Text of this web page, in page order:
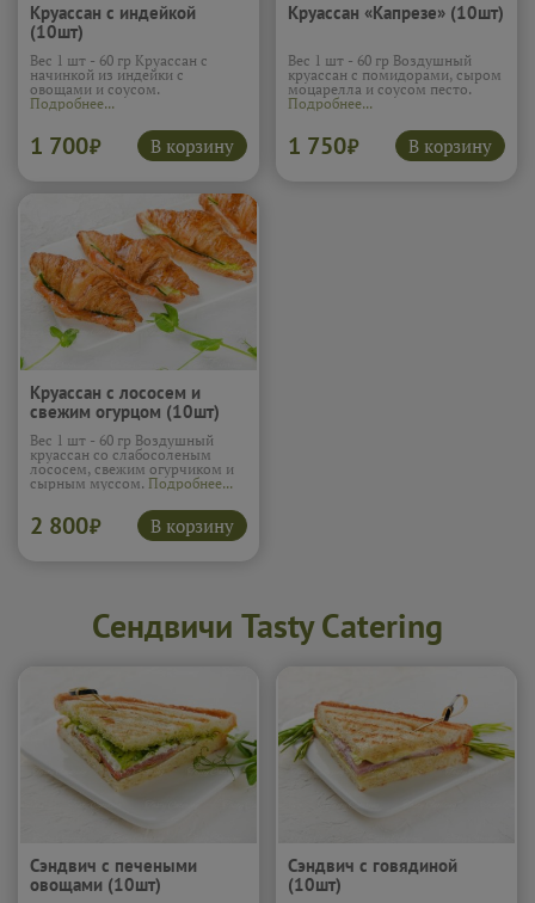
Круассан с индейкой
(10шт)
Вес 1 шт - 60 гр Круассан с
начинкой из индейки с
овощами и соусом.
Подробнее...
1 700₽ В корзину
Круассан «Капрезе» (10шт)
Вес 1 шт - 60 гр Воздушный
круассан с помидорами, сыром
моцарелла и соусом песто.
Подробнее...
1 750₽ В корзину
Круассан с лососем и
свежим огурцом (10шт)
Вес 1 шт - 60 гр Воздушный
круассан со слабосоленым
лососем, свежим огурчиком и
сырным муссом. Подробнее...
2 800₽ В корзину
Сендвичи Tasty Catering
Сэндвич с печеными
овощами (10шт)
Сэндвич с говядиной
(10шт)